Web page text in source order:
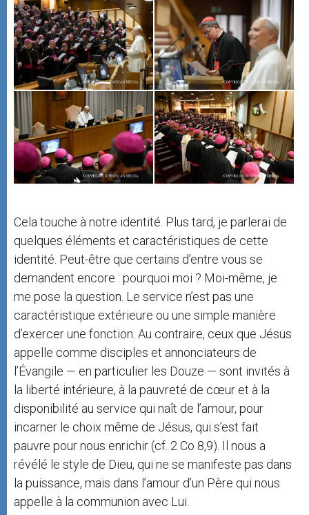
Cela touche à notre identité. Plus tard, je parlerai de
quelques éléments et caractéristiques de cette
identité. Peut-être que certains d’entre vous se
demandent encore : pourquoi moi ? Moi-même, je
me pose la question. Le service n’est pas une
caractéristique extérieure ou une simple manière
d’exercer une fonction. Au contraire, ceux que Jésus
appelle comme disciples et annonciateurs de
l’Évangile — en particulier les Douze — sont invités à
la liberté intérieure, à la pauvreté de cœur et à la
disponibilité au service qui naît de l’amour, pour
incarner le choix même de Jésus, qui s’est fait
pauvre pour nous enrichir (cf. 2 Co 8,9). Il nous a
révélé le style de Dieu, qui ne se manifeste pas dans
la puissance, mais dans l’amour d’un Père qui nous
appelle à la communion avec Lui.